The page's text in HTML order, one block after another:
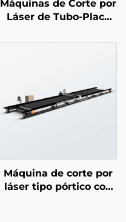
Máquinas de Corte por
Láser de Tubo-Placa
Máquina de corte por
láser tipo pórtico con